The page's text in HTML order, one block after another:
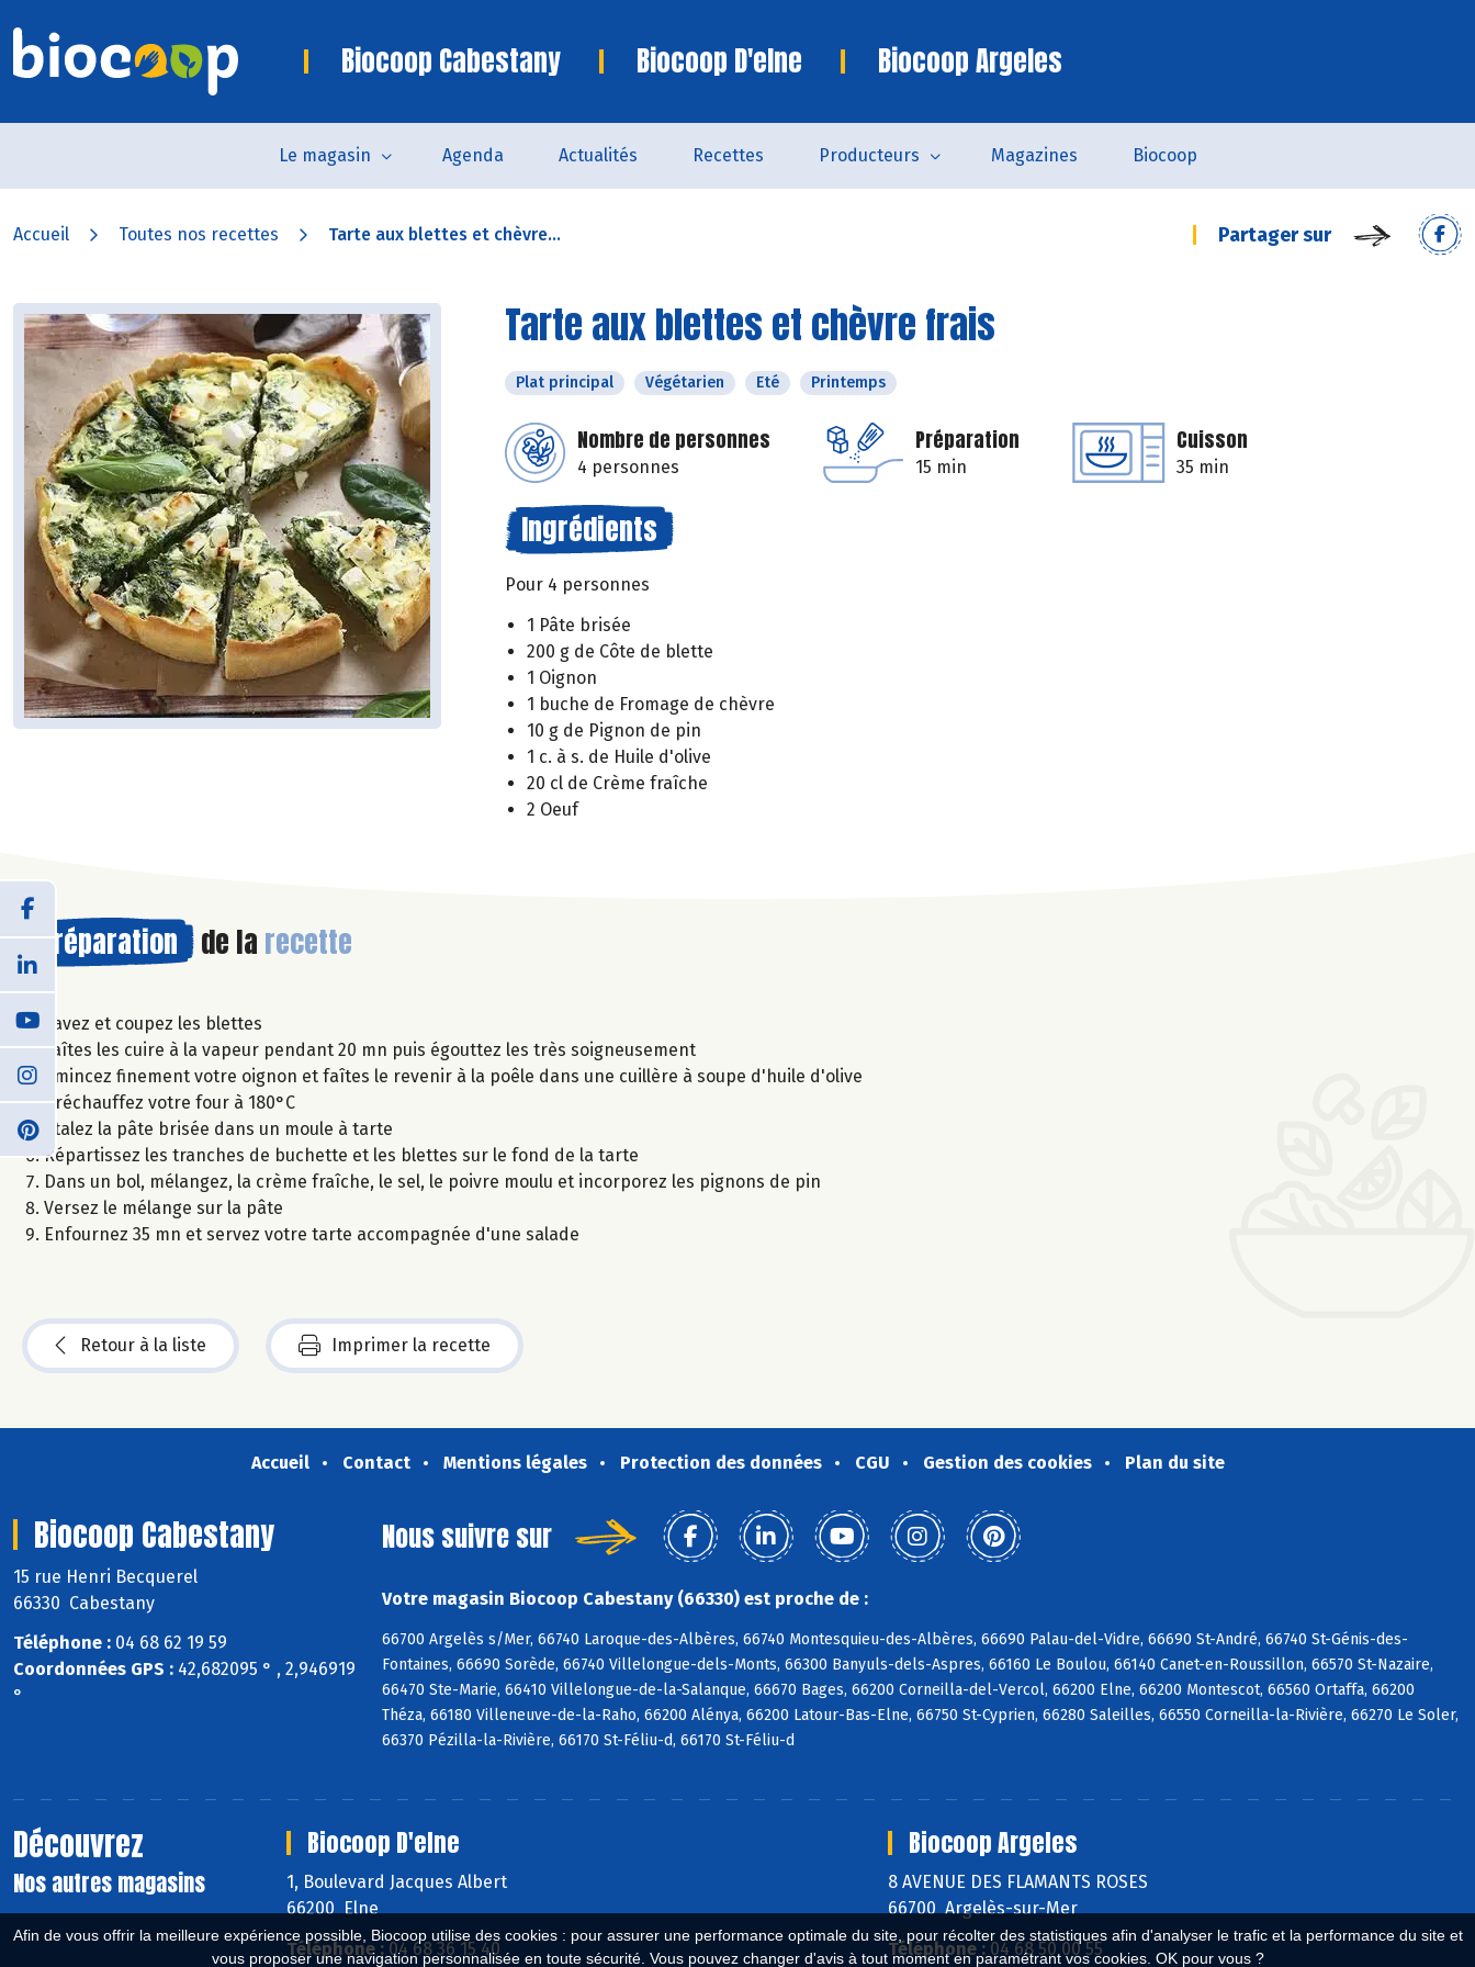
Afin de vous offrir la meilleure expérience possible, Biocoop utilise des cookies : pour assurer une performance optimale du site, pour récolter des statistiques afin d'analyser le trafic et la performance du site et
vous proposer une navigation personnalisée en toute sécurité. Vous pouvez changer d'avis à tout moment en paramétrant vos cookies. OK pour vous ?
Biocoop Cabestany Biocoop D'elne Biocoop Argeles
Le magasin Agenda Actualités Recettes Producteurs Magazines Biocoop
Accueil Toutes nos recettes Tarte aux blettes et chèvre... Partager sur
Tarte aux blettes et chèvre frais
Plat principal Végétarien Eté Printemps
Nombre de personnes
4 personnes
Préparation
15 min
Cuisson
35 min
Ingrédients
Pour 4 personnes
1 Pâte brisée
200 g de Côte de blette
1 Oignon
1 buche de Fromage de chèvre
10 g de Pignon de pin
1 c. à s. de Huile d'olive
20 cl de Crème fraîche
2 Oeuf
Préparation de la recette
Lavez et coupez les blettes
Faîtes les cuire à la vapeur pendant 20 mn puis égouttez les très soigneusement
Emincez finement votre oignon et faîtes le revenir à la poêle dans une cuillère à soupe d'huile d'olive
Préchauffez votre four à 180°C
Etalez la pâte brisée dans un moule à tarte
Répartissez les tranches de buchette et les blettes sur le fond de la tarte
Dans un bol, mélangez, la crème fraîche, le sel, le poivre moulu et incorporez les pignons de pin
Versez le mélange sur la pâte
Enfournez 35 mn et servez votre tarte accompagnée d'une salade
Retour à la liste Imprimer la recette
Accueil Contact Mentions légales Protection des données CGU Gestion des cookies Plan du site
Biocoop Cabestany
15 rue Henri Becquerel
66330 Cabestany
Téléphone : 04 68 62 19 59
Coordonnées GPS : 42,682095 ° , 2,946919
°
Nous suivre sur
Votre magasin Biocoop Cabestany (66330) est proche de :
66700 Argelès s/Mer, 66740 Laroque-des-Albères, 66740 Montesquieu-des-Albères, 66690 Palau-del-Vidre, 66690 St-André, 66740 St-Génis-des-
Fontaines, 66690 Sorède, 66740 Villelongue-dels-Monts, 66300 Banyuls-dels-Aspres, 66160 Le Boulou, 66140 Canet-en-Roussillon, 66570 St-Nazaire,
66470 Ste-Marie, 66410 Villelongue-de-la-Salanque, 66670 Bages, 66200 Corneilla-del-Vercol, 66200 Elne, 66200 Montescot, 66560 Ortaffa, 66200
Théza, 66180 Villeneuve-de-la-Raho, 66200 Alénya, 66200 Latour-Bas-Elne, 66750 St-Cyprien, 66280 Saleilles, 66550 Corneilla-la-Rivière, 66270 Le Soler,
66370 Pézilla-la-Rivière, 66170 St-Féliu-d, 66170 St-Féliu-d
Découvrez
Nos autres magasins
Biocoop D'elne
1, Boulevard Jacques Albert
66200 Elne
Téléphone : 04 68 36 15 40
Biocoop Argeles
8 AVENUE DES FLAMANTS ROSES
66700 Argelès-sur-Mer
Téléphone :04 68 50 00 55